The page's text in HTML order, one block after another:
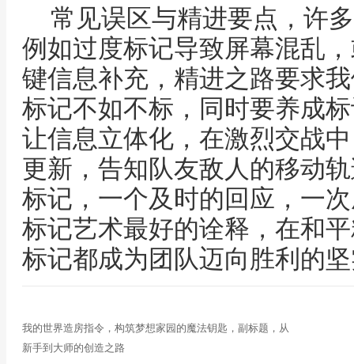
常见误区与精进要点，许
例如过度标记导致屏幕混乱
键信息补充，精进之路要求
标记不如不标，同时要养成
让信息立体化，在激烈交战
更新，告知队友敌人的移动
标记，一个及时的回应，一
标记艺术最好的诠释，在和
标记都成为团队迈向胜利的
我的世界造房指令，构筑梦想家园的魔法钥匙，副标题，从
新手到大师的创造之路